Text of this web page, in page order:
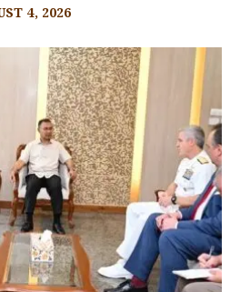
4, 2026